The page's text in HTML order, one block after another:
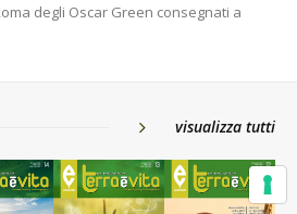
degli Oscar Green consegnati a
visualizza tutti